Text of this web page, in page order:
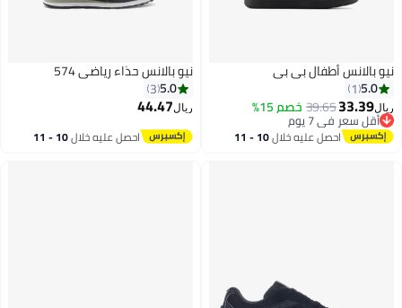
نيو بالانس أطفال بي بي
5.0
1
ريال33.39
39.65خصم 15%
أقل سعر في 7 يوم
أقل سعر في 7 يوماحصل عليه خلال 10 - 11
نيو بالانس حذاء رياضي 574
5.0
3
ريال44.47
احصل عليه خلال 10 - 11